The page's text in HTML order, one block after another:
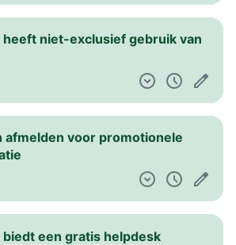
heeft niet-exclusief gebruik van
afmelden voor promotionele
biedt een gratis helpdesk